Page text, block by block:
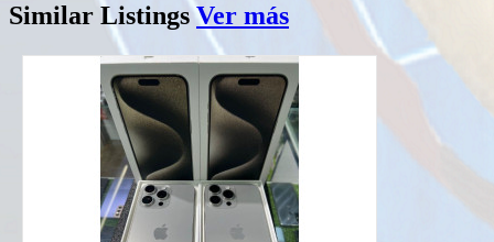
Similar Listings Ver más